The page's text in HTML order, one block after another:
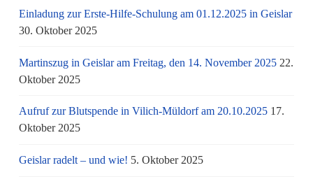
Einladung zur Erste-Hilfe-Schulung am 01.12.2025 in Geislar
30. Oktober 2025
Martinszug in Geislar am Freitag, den 14. November 2025 22.
Oktober 2025
Aufruf zur Blutspende in Vilich-Müldorf am 20.10.2025 17.
Oktober 2025
Geislar radelt – und wie! 5. Oktober 2025